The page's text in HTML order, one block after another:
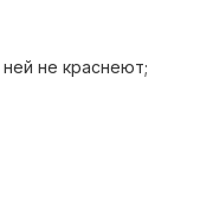
не краснеют;